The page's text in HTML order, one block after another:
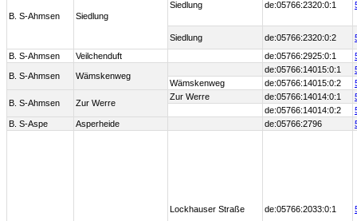
B. S-Ahmsen Siedlung
Siedlung de:05766:2320:0:1
Siedlung de:05766:2320:0:2
B. S-Ahmsen
Veilchenduft de:05766:2925:0:1
B. S-Ahmsen Wämskenweg
de:05766:14015:0:1
Wämskenweg
de:05766:14015:0:2
B. S-Ahmsen Zur Werre
Zur Werre de:05766:14014:0:1
de:05766:14014:0:2
B. S-Aspe
Asperheide de:05766:2796
Lockhauser Straße de:05766:2033:0:1